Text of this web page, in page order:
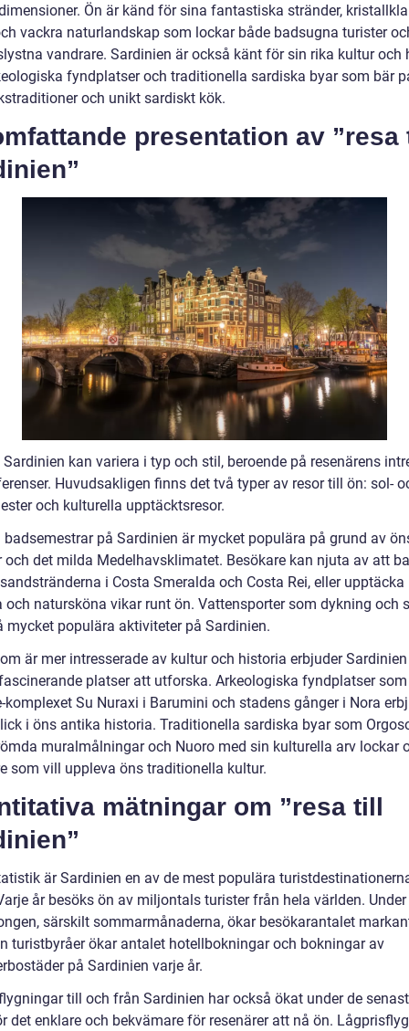
Ön är känd för sina fantastiska stränder,
vackra naturlandskap som lockar både badsugna turister
vandrare. Sardinien är också känt för sin rika kultur och
fyndplatser och traditionella sardiska byar som bär
och unikt sardiskt kök.
presentation av ”resa
kan variera i typ och stil, beroende på resenärens
Huvudsakligen finns det två typer av resor till ön: sol-
och kulturella upptäcktsresor.
badsemestrar på Sardinien är mycket populära på grund av
och det milda Medelhavsklimatet. Besökare kan njuta av att
i Costa Smeralda och Costa Rei, eller upptäcka
och natursköna vikar runt ön. Vattensporter som dykning och
mycket populära aktiviteter på Sardinien.
är mer intresserade av kultur och historia erbjuder
platser att utforska. Arkeologiska fyndplatser som
komplexet Su Nuraxi i Barumini och stadens gånger i Nora
i öns antika historia. Traditionella sardiska byar som
muralmålningar och Nuoro med sin kulturella arv lockar
som vill uppleva öns traditionella kultur.
mätningar om ”resa till
är Sardinien en av de mest populära
år besöks ön av miljontals turister från hela världen. Under
särskilt sommarmånaderna, ökar besökarantalet
turistbyråer ökar antalet hotellbokningar och bokningar av
på Sardinien varje år.
till och från Sardinien har också ökat under de
det enklare och bekvämare för resenärer att nå ön.